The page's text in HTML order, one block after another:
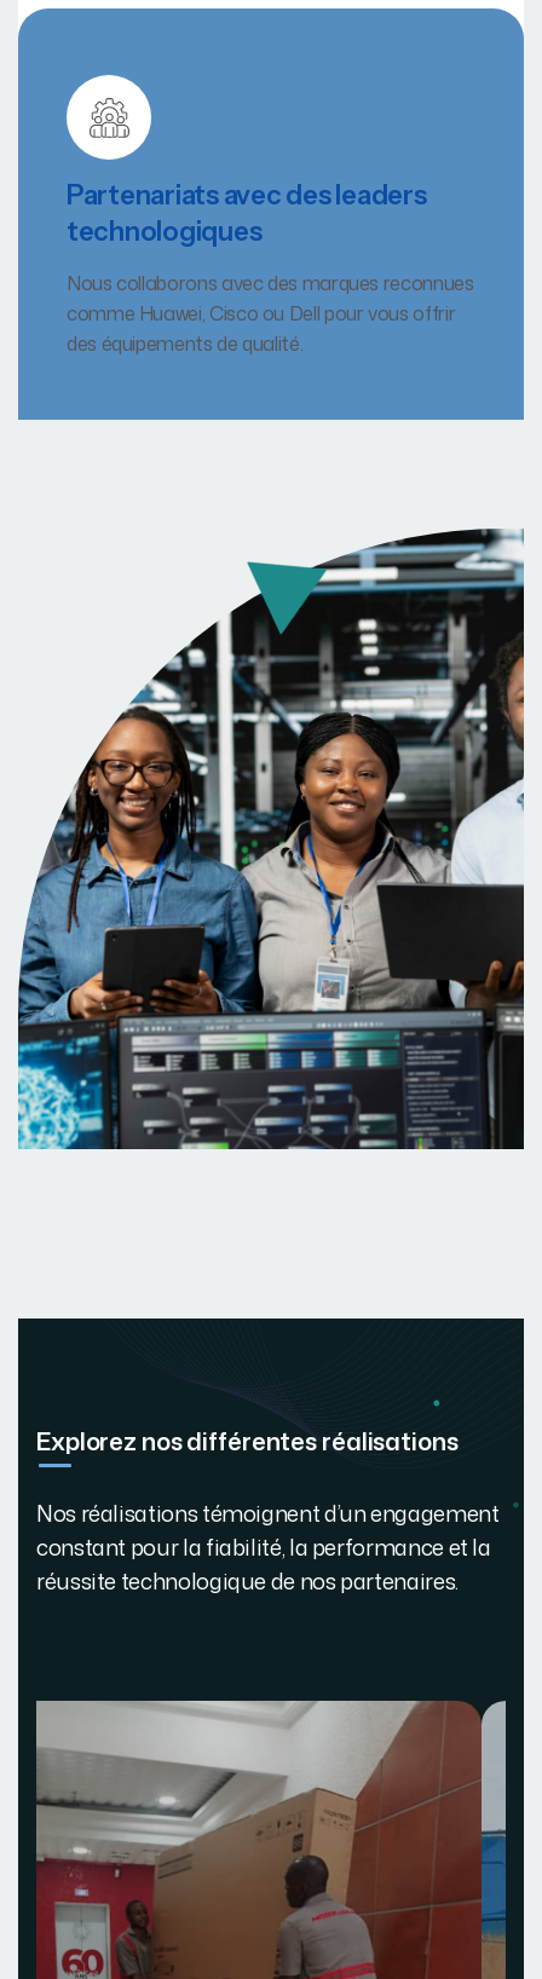
Partenariats avec des leaders
technologiques
Nous collaborons avec des marques reconnues
comme Huawei, Cisco ou Dell pour vous offrir
des équipements de qualité.
Explorez nos différentes réalisations
Nos réalisations témoignent d’un engagement
constant pour la fiabilité, la performance et la
réussite technologique de nos partenaires.